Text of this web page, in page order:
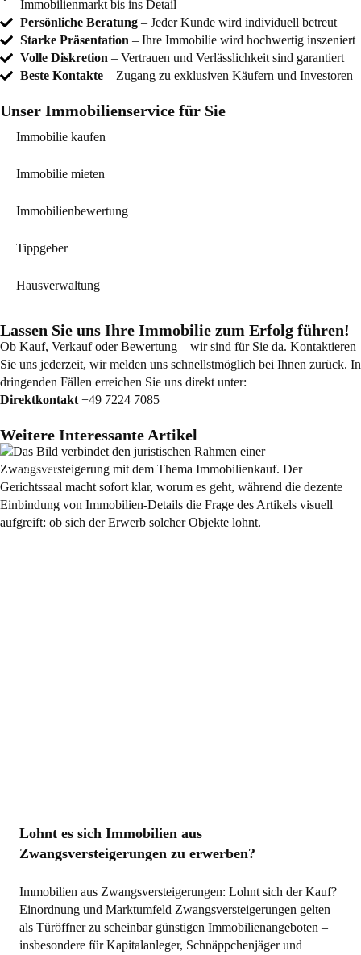
Immobilienmarkt bis ins Detail
Persönliche Beratung – Jeder Kunde wird individuell betreut
Starke Präsentation – Ihre Immobilie wird hochwertig inszeniert
Volle Diskretion – Vertrauen und Verlässlichkeit sind garantiert
Beste Kontakte – Zugang zu exklusiven Käufern und Investoren
Unser Immobilienservice für Sie
Immobilie kaufen
Immobilie mieten
Immobilienbewertung
Tippgeber
Hausverwaltung
Lassen Sie uns Ihre Immobilie zum Erfolg führen!
Ob Kauf, Verkauf oder Bewertung – wir sind für Sie da. Kontaktieren
Sie uns jederzeit, wir melden uns schnellstmöglich bei Ihnen zurück. In
dringenden Fällen erreichen Sie uns direkt unter:
Direktkontakt +49 7224 7085
Weitere Interessante Artikel
Allgemein
Lohnt es sich Immobilien aus
Zwangsversteigerungen zu erwerben?
Immobilien aus Zwangsversteigerungen: Lohnt sich der Kauf?
Einordnung und Marktumfeld Zwangsversteigerungen gelten
als Türöffner zu scheinbar günstigen Immobilienangeboten –
insbesondere für Kapitalanleger, Schnäppchenjäger und